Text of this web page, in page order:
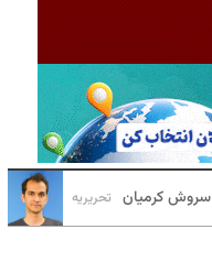
سروش کرمیان تحریریه